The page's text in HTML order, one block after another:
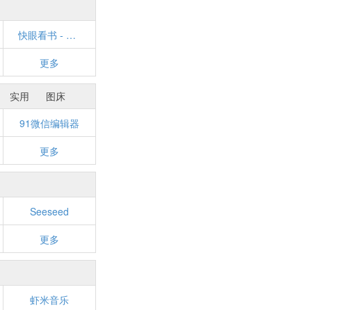
快眼看书 - 小说搜索网
更多
实用
图床
91微信编辑器
更多
Seeseed
更多
虾米音乐